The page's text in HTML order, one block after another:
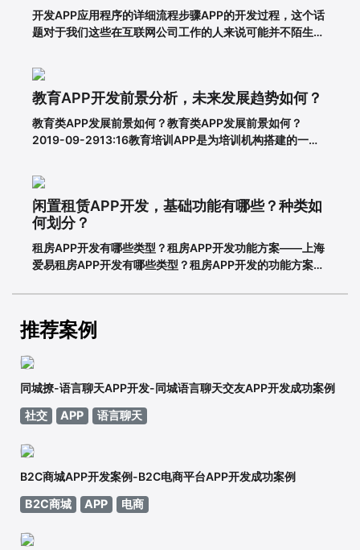
开发APP应用程序的详细流程步骤APP的开发过程，这个话
题对于我们这些在互联网公司工作的人来说可能并不陌生，
了。其实，APP开发的流程并不复杂，接下来就带大家一起
看一下一套完整的APP开发流程包含哪些步骤。一、基本功
能需求阶段0
教育APP开发前景分析，未来发展趋势如何？
教育类APP发展前景如何？教育类APP发展前景如何？
2019-09-2913:16教育培训APP是为培训机构搭建的一个
的来了吗？据调查，截至2018年6月，我国网民规模达8.02
亿，普及率57.7%。其中，手机网民规模已达7.8
闲置租赁APP开发，基础功能有哪些？种类如
何划分？
租房APP开发有哪些类型？租房APP开发功能方案——上海
爱易租房APP开发有哪些类型？租房APP开发的功能方案
基本功能有哪些，如何划分？说到租赁，相信大家都不陌
推荐案例
同城撩-语言聊天APP开发-同城语言聊天交友APP开发成功案例
社交
APP 语言聊天
B2C商城APP开发案例-B2C电商平台APP开发成功案例
B2C商城
APP 电商